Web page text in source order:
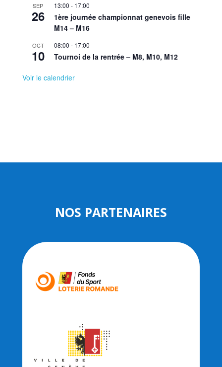
SEP
26
13:00 - 17:00
1ère journée championnat genevois fille
M14 – M16
OCT
10
08:00 - 17:00
Tournoi de la rentrée – M8, M10, M12
Voir le calendrier
NOS PARTENAIRES